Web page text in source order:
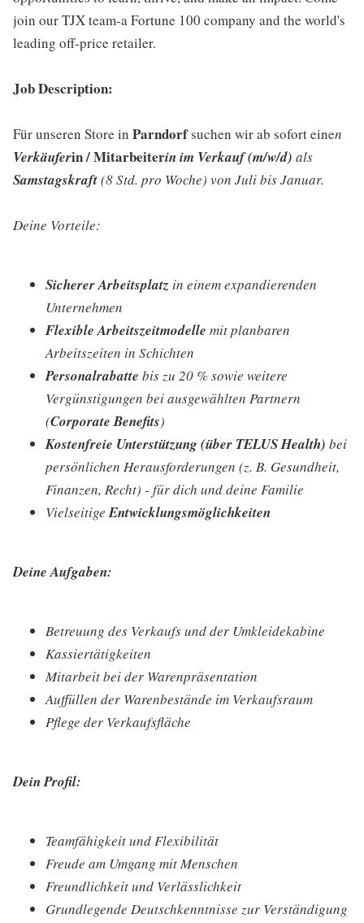
join our TJX team-a Fortune 100 company and the world's
leading off-price retailer.
Job Description:
Für unseren Store in Parndorfsuchen wir ab sofort einen
Verkäuferin / Mitarbeiterin im Verkauf (m/w/d) als
Samstagskraft(8 Std. pro Woche) von Juli bis Januar.
Deine Vorteile:
Sicherer Arbeitsplatz in einem expandierenden
Unternehmen
Flexible Arbeitszeitmodelle mit planbaren
Arbeitszeiten in Schichten
Personalrabatte bis zu 20 % sowie weitere
Vergünstigungen bei ausgewählten Partnern
(Corporate Benefits)
Kostenfreie Unterstützung (über TELUS Health) bei
persönlichen Herausforderungen (z. B. Gesundheit,
Finanzen, Recht) - für dich und deine Familie
VielseitigeEntwicklungsmöglichkeiten
Deine Aufgaben:
Betreuung des Verkaufs und der Umkleidekabine
Kassiertätigkeiten
Mitarbeit bei der Warenpräsentation
Auffüllen der Warenbestände im Verkaufsraum
Pflege der Verkaufsfläche
Dein Profil:
Teamfähigkeit und Flexibilität
Freude am Umgang mit Menschen
Freundlichkeit und Verlässlichkeit
Grundlegende Deutschkenntnisse zur Verständigung